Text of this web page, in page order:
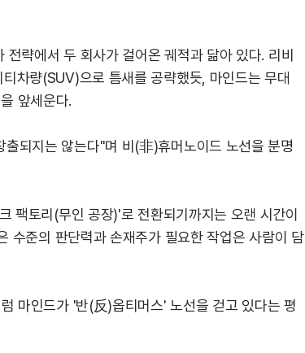
략에서 두 회사가 걸어온 궤적과 닮아 있다. 리비
차량(SUV)으로 틈새를 공략했듯, 마인드는 무대
앞세운다.
되지는 않는다"며 비(非)휴머노이드 노선을 분명
팩토리(무인 공장)'로 전환되기까지는 오랜 시간이
수준의 판단력과 손재주가 필요한 작업은 사람이 담
마인드가 '반(反)옵티머스' 노선을 걷고 있다는 평